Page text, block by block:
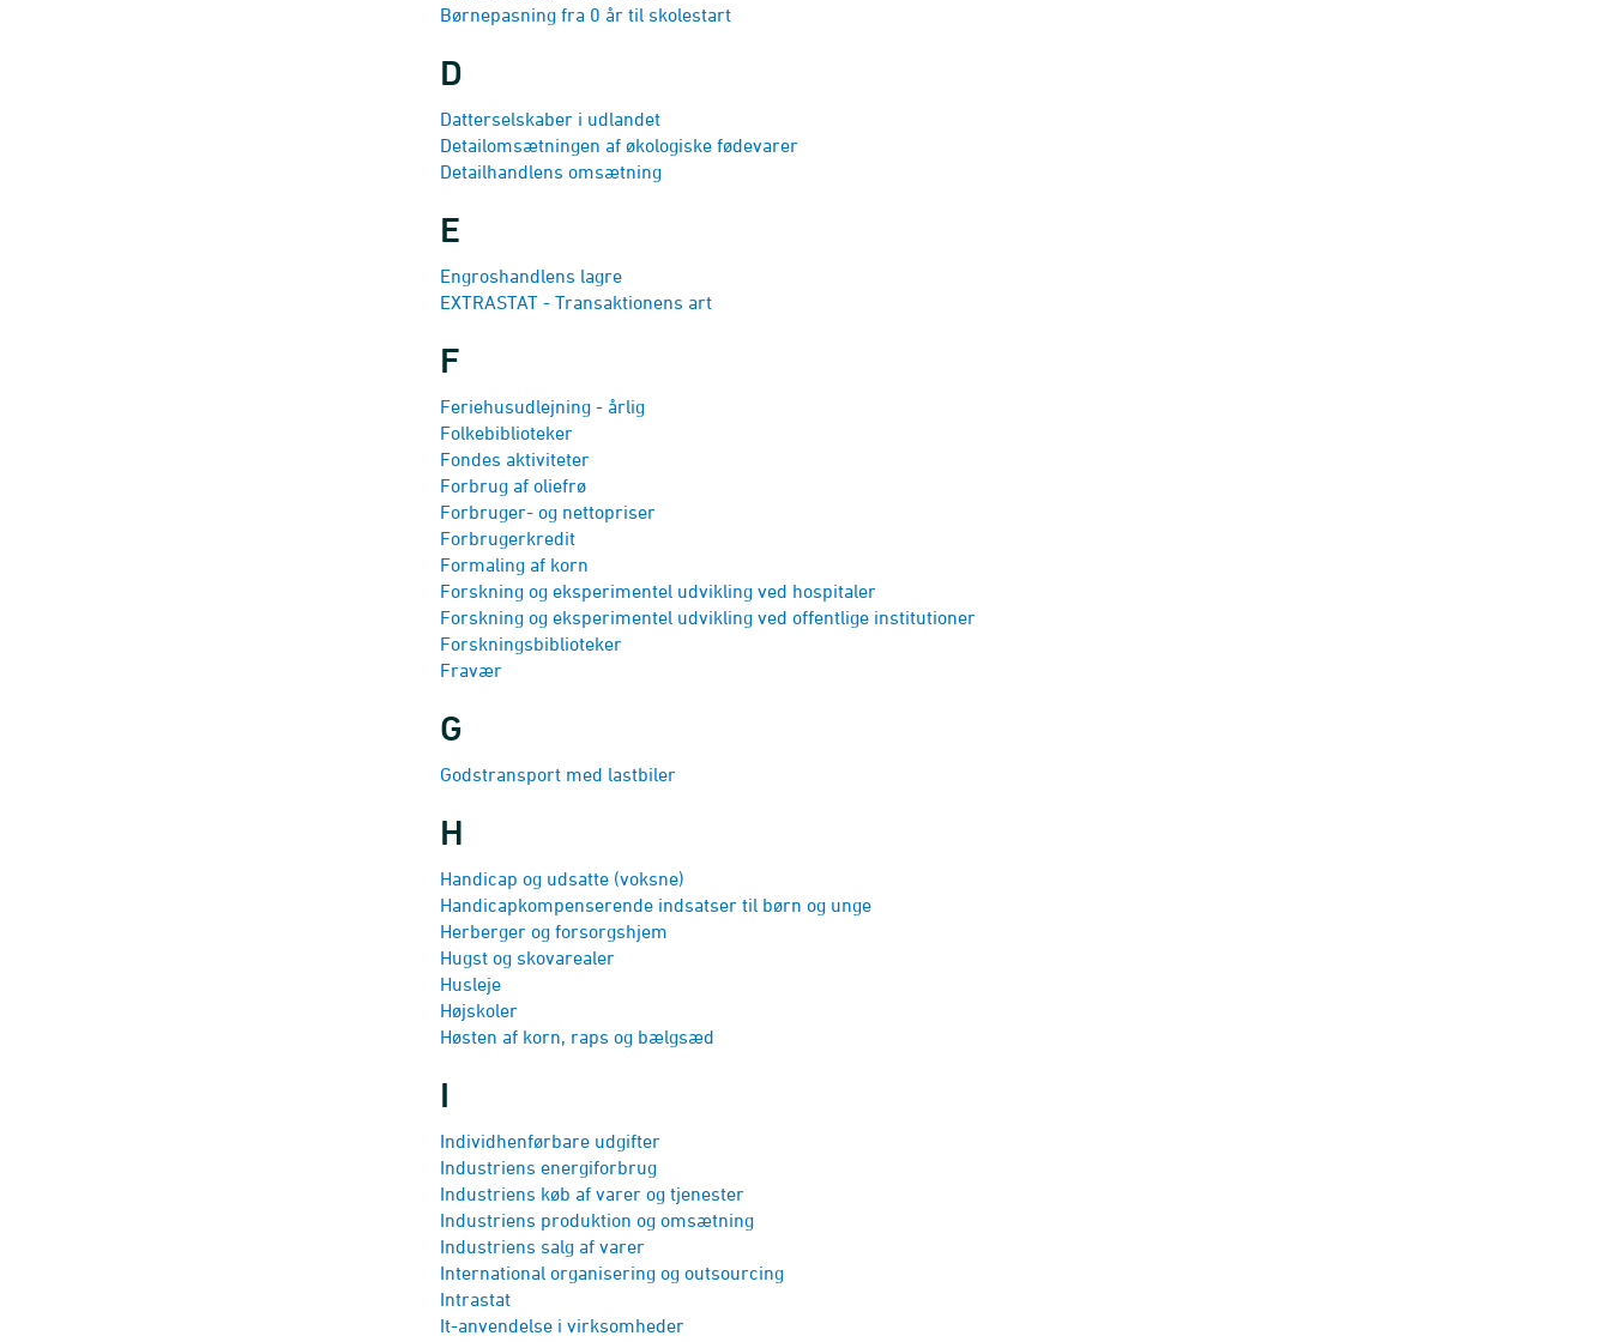
Børnepasning fra 0 år til skolestart
D
Datterselskaber i udlandet
Detail­omsætningen af øko­logiske fødevarer
Detailhandlens omsætning
E
Engroshandlens lagre
EXTRASTAT - Transaktionens art
F
Feriehusudlejning - årlig
Folke­biblioteker
Fondes aktiviteter
Forbrug af oliefrø
Forbruger- og nettopriser
Forbrugerkredit
Formaling af korn
Forskning og eksperimentel udvikling ved hospitaler
Forskning og eksperimentel udvikling ved offentlige institutioner
Forsknings­biblioteker
Fravær
G
Godstransport med lastbiler
H
Handicap og udsatte (voksne)
Handicapkompenserende indsatser til børn og unge
Herberger og forsorgshjem
Hugst og skovarealer
Husleje
Højskoler
Høsten af korn, raps og bælgsæd
I
Individhenførbare udgifter
Industriens energi­forbrug
Industriens køb af varer og tjenester
Industriens produktion og omsætning
Industriens salg af varer
International organisering og outsourcing
Intrastat
It-anvendelse i virksomheder